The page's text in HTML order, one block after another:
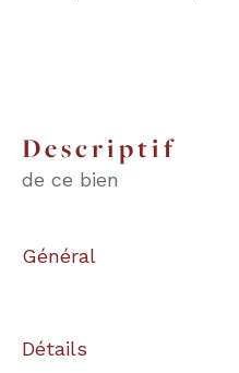
descriptif
de ce bien
Général
Détails